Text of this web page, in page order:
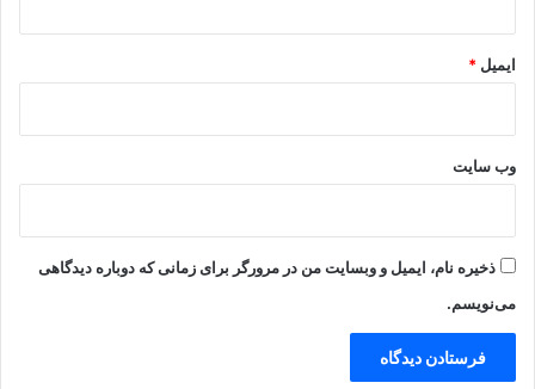
ایمیل *
وب‌ سایت
ذخیره نام، ایمیل و وبسایت من در مرورگر برای زمانی که دوباره دیدگاهی
می‌نویسم.